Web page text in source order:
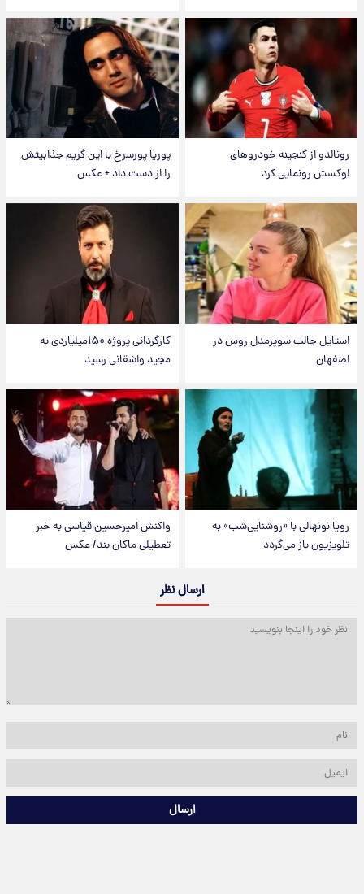
رونالدو از گنجینه خودروهای
لوکسش رونمایی کرد
پوریا پورسرخ با این گریم جذابیتش
را از دست داد + عکس
استایل جالب سوپرمدل روس در
اصفهان
کارگردانی پروژه ۱۵۰میلیاردی به
مجید واشقانی رسید
رویا نونهالی با «روشنایی‌شب» به
تلویزیون باز می‌گردد
واکنش امیرحسین قیاسی به خبر
تعطیلی ماکان بند/ عکس
ارسال نظر
ارسال